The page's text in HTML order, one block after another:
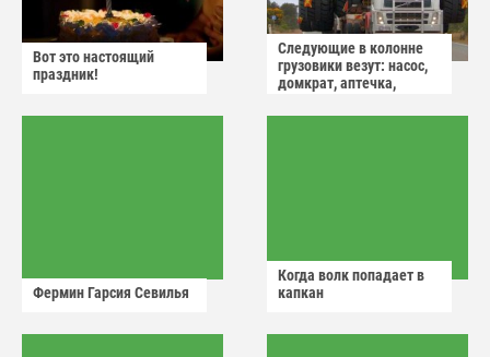
Вот это настоящий
праздник!
Следующие в колонне
грузовики везут: насос,
домкрат, аптечка,
Фермин Гарсия Севилья
Когда волк попадает в
капкан